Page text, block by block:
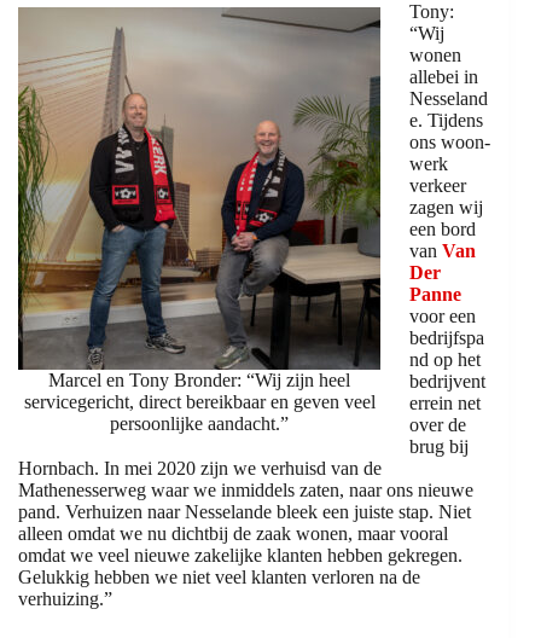
Marcel en Tony Bronder: “Wij zijn heel
servicegericht, direct bereikbaar en geven veel
persoonlijke aandacht.”
Tony:
“Wij
wonen
allebei in
Nesseland
e. Tijdens
ons woon-
werk
verkeer
zagen wij
een bord
van Van
Der
Panne
voor een
bedrijfspa
nd op het
bedrijvent
errein net
over de
brug bij
Hornbach. In mei 2020 zijn we verhuisd van de
Mathenesserweg waar we inmiddels zaten, naar ons nieuwe
pand. Verhuizen naar Nesselande bleek een juiste stap. Niet
alleen omdat we nu dichtbij de zaak wonen, maar vooral
omdat we veel nieuwe zakelijke klanten hebben gekregen.
Gelukkig hebben we niet veel klanten verloren na de
verhuizing.”